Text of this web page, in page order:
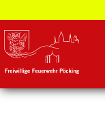
Inhalt
springen